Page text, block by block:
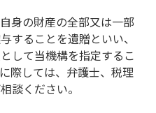
身の財産の全部又は一部
することを遺贈といい、
して当機構を指定するこ
際しては、弁護士、税理
談ください。